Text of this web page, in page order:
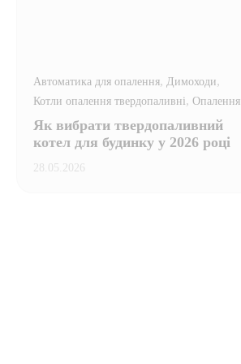
Автоматика для опалення, Димоходи,
Котли опалення твердопаливні, Опалення
Як вибрати твердопаливний
котел для будинку у 2026 році
28.05.2026